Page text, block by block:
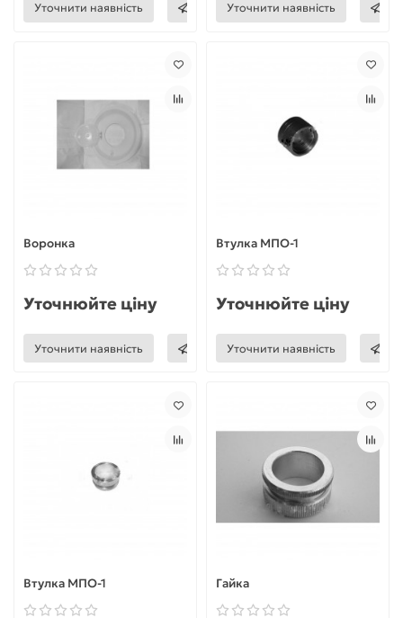
Уточнити наявність Уточнити наявність
Воронка
Уточнюйте ціну
Уточнити наявність
Втулка МПО-1
Уточнюйте ціну
Уточнити наявність
Втулка МПО-1 Гайка